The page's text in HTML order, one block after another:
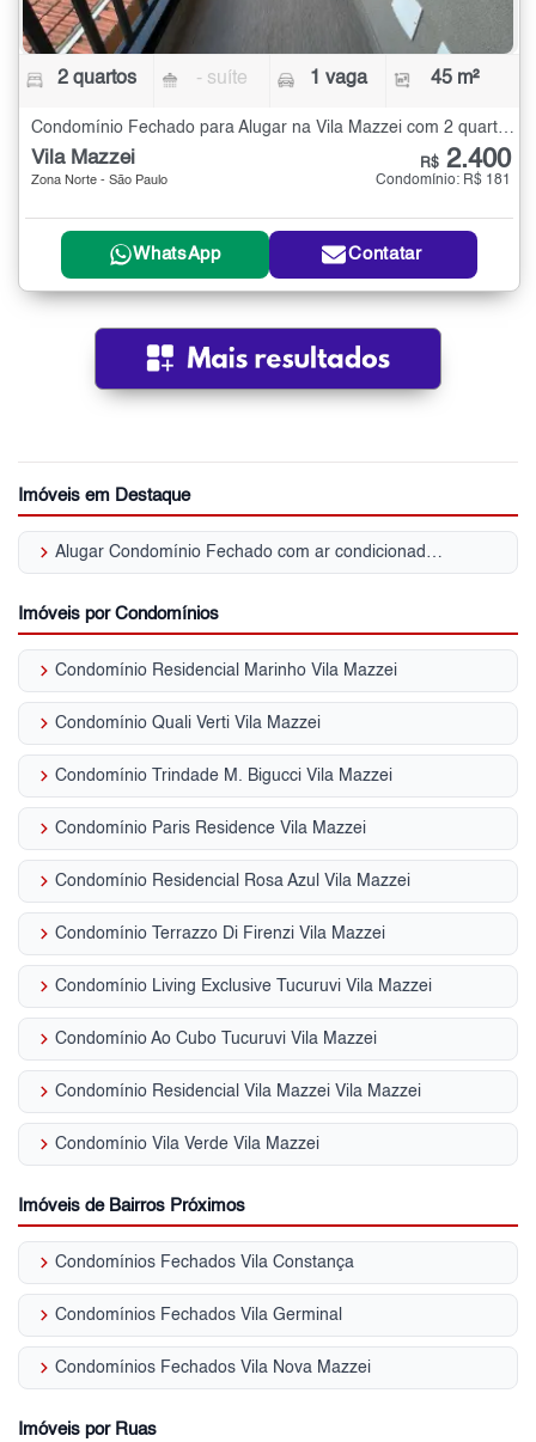
2 quartos - suíte 1 vaga 45 m²
Vila Mazzei
Zona Norte - São Paulo
R$ 2.400
Condomínio: R$ 181
WhatsApp Contatar
Imóveis em Destaque
keyboard_arrow_right Alugar Condomínio Fechado com ar condicionado | Vila Mazzei
Imóveis por Condomínios
keyboard_arrow_right Condomínio Residencial Marinho Vila Mazzei
keyboard_arrow_right Condomínio Quali Verti Vila Mazzei
keyboard_arrow_right Condomínio Trindade M. Bigucci Vila Mazzei
keyboard_arrow_right Condomínio Paris Residence Vila Mazzei
keyboard_arrow_right Condomínio Residencial Rosa Azul Vila Mazzei
keyboard_arrow_right Condomínio Terrazzo Di Firenzi Vila Mazzei
keyboard_arrow_right Condomínio Living Exclusive Tucuruvi Vila Mazzei
keyboard_arrow_right Condomínio Ao Cubo Tucuruvi Vila Mazzei
keyboard_arrow_right Condomínio Residencial Vila Mazzei Vila Mazzei
keyboard_arrow_right Condomínio Vila Verde Vila Mazzei
Imóveis de Bairros Próximos
keyboard_arrow_right Condomínios Fechados Vila Constança
keyboard_arrow_right Condomínios Fechados Vila Germinal
keyboard_arrow_right Condomínios Fechados Vila Nova Mazzei
Imóveis por Ruas